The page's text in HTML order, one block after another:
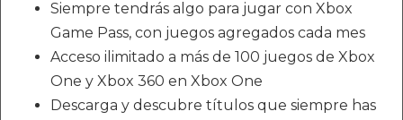
Siempre tendrás algo para jugar con Xbox
Game Pass, con juegos agregados cada mes
Acceso ilimitado a más de 100 juegos de Xbox
One y Xbox 360 en Xbox One
Descarga y descubre títulos que siempre has